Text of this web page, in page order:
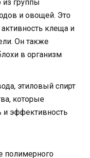
группы
и овощей. Это
клеща и
Он также
в организм
этиловый спирт
которые
и эффективность
полимерного